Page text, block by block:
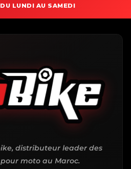
LUNDI AU SAMEDI
distributeur leader des
moto au Maroc.